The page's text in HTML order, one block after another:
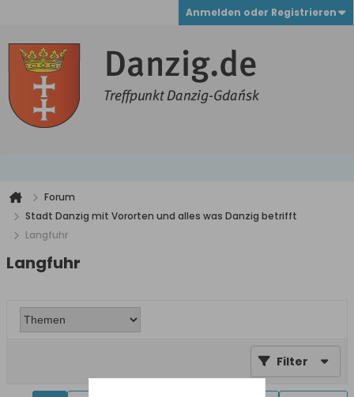
Anmelden oder Registrieren
Forum
Stadt Danzig mit Vororten und alles was Danzig betrifft
Langfuhr
Langfuhr
Filter